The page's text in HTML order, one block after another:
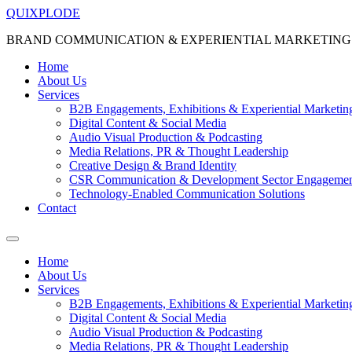
Skip
content
QUIXPLODE
BRAND COMMUNICATION & EXPERIENTIAL MARKETING
Home
About Us
Services
B2B Engagements, Exhibitions & Experiential
Digital Content & Social Media
Audio Visual Production & Podcasting
Media Relations, PR & Thought Leadership
Creative Design & Brand Identity
CSR Communication & Development Sector
Technology-Enabled Communication Solutions
Contact
Menu
Home
About Us
Services
B2B Engagements, Exhibitions & Experiential
Digital Content & Social Media
Audio Visual Production & Podcasting
Media Relations, PR & Thought Leadership